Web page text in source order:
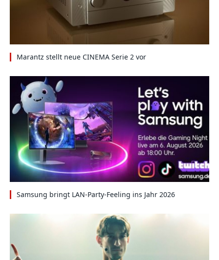
Marantz stellt neue CINEMA Serie 2 vor
Samsung bringt LAN-Party-Feeling ins Jahr 2026